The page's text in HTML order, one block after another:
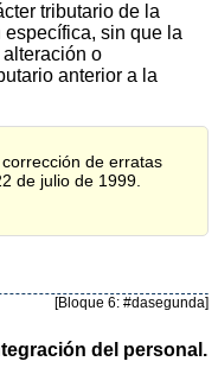
tributario de la
sin que la
o
anterior a la
de erratas
de julio de 1999.
[Bloque 6: #dasegunda]
del personal.